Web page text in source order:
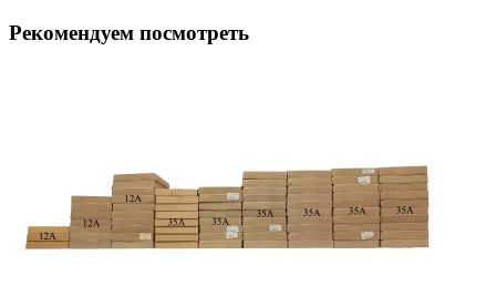
Рекомендуем посмотреть